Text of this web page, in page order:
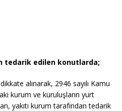
tedarik edilen konutlarda;
alınarak, 2946 sayılı Kamu
kurum ve kuruluşların yurt
yakıtı kurum tarafından tedarik